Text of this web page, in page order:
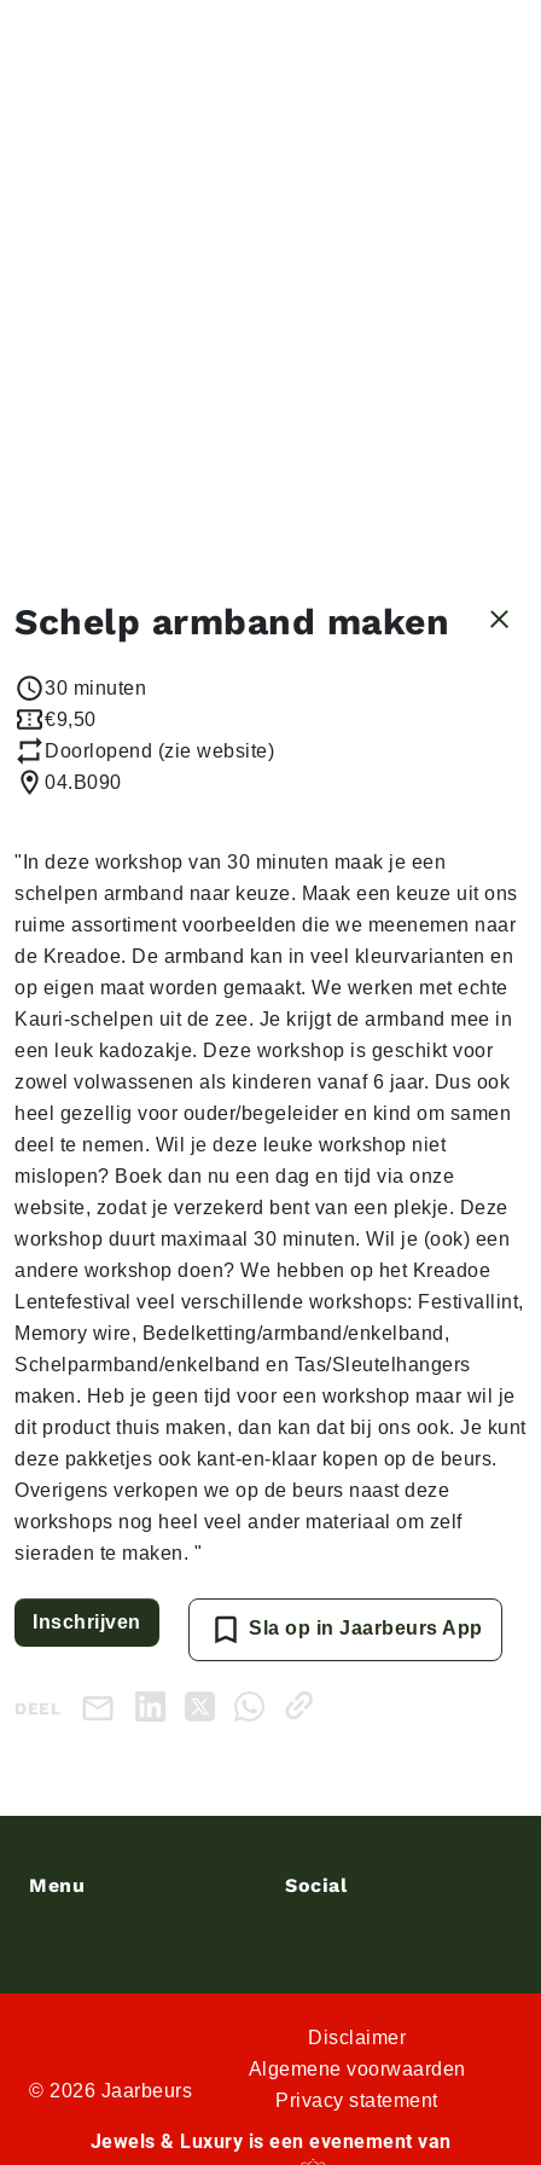
Schelp armband maken
30 minuten
€9,50
Doorlopend (zie website)
04.B090
"In deze workshop van 30 minuten maak je een
schelpen armband naar keuze. Maak een keuze uit ons
ruime assortiment voorbeelden die we meenemen naar
de Kreadoe. De armband kan in veel kleurvarianten en
op eigen maat worden gemaakt. We werken met echte
Kauri-schelpen uit de zee. Je krijgt de armband mee in
een leuk kadozakje. Deze workshop is geschikt voor
zowel volwassenen als kinderen vanaf 6 jaar. Dus ook
heel gezellig voor ouder/begeleider en kind om samen
deel te nemen. Wil je deze leuke workshop niet
mislopen? Boek dan nu een dag en tijd via onze
website, zodat je verzekerd bent van een plekje. Deze
workshop duurt maximaal 30 minuten. Wil je (ook) een
andere workshop doen? We hebben op het Kreadoe
Lentefestival veel verschillende workshops: Festivallint,
Memory wire, Bedelketting/armband/enkelband,
Schelparmband/enkelband en Tas/Sleutelhangers
maken. Heb je geen tijd voor een workshop maar wil je
dit product thuis maken, dan kan dat bij ons ook. Je kunt
deze pakketjes ook kant-en-klaar kopen op de beurs.
Overigens verkopen we op de beurs naast deze
workshops nog heel veel ander materiaal om zelf
sieraden te maken. "
Inschrijven Sla op in Jaarbeurs App
DEEL
Menu Social
© 2026 Jaarbeurs
Disclaimer
Algemene voorwaarden
Privacy statement
Jewels & Luxury is een evenement van